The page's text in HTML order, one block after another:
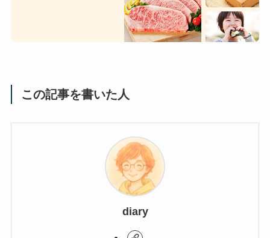
この記事を書いた人
diary